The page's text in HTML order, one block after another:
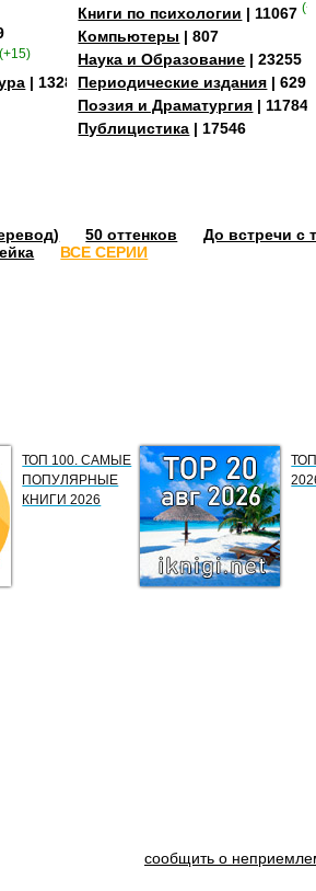
(+15)
| 13284
Книги по психологии | 11067
Компьютеры | 807
Наука и Образование | 23255
Периодические издания | 629
Поэзия и Драматургия | 11784
Публицистика | 17546
50 оттенков До встречи с
ВСЕ СЕРИИ
ТОП 100. САМЫЕ
ПОПУЛЯРНЫЕ
КНИГИ 2026
сообщить о